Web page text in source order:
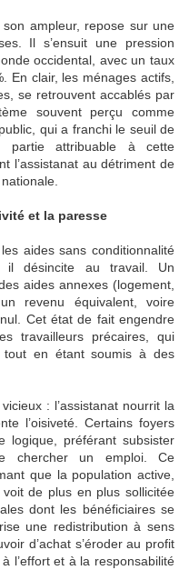
ampleur, repose sur une
Il s’ensuit une pression
occidental, avec un taux
En clair, les ménages actifs,
se retrouvent accablés par
souvent perçu comme
qui a franchi le seuil de
partie attribuable à cette
l’assistanat au détriment de
et la paresse
aides sans conditionnalité
désincite au travail. Un
aides annexes (logement,
revenu équivalent, voire
Cet état de fait engendre
travailleurs précaires, qui
en étant soumis à des
: l’assistanat nourrit la
l’oisiveté. Certains foyers
logique, préférant subsister
chercher un emploi. Ce
que la population active,
de plus en plus sollicitée
dont les bénéficiaires se
une redistribution à sens
d’achat s’éroder au profit
l’effort et à la responsabilité